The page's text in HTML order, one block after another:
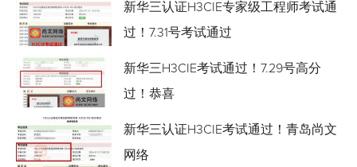
新华三认证H3CIE专家级工程师考试通
过！7.31号考试通过
新华三H3CIE考试通过！7.29号高分
过！恭喜
新华三认证H3CIE考试通过！青岛尚文
网络